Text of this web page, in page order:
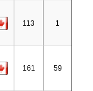
113 1
161 59